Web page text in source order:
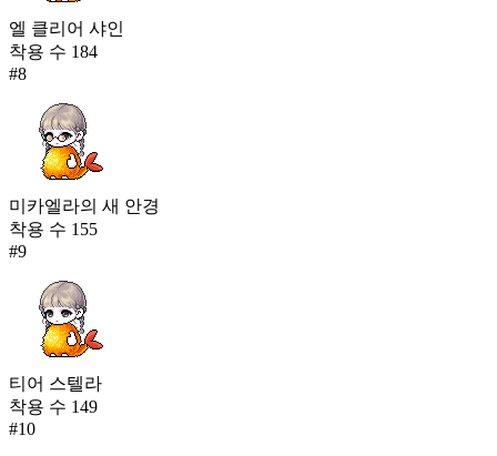
엘 클리어 샤인
착용 수 184
#8
미카엘라의 새 안경
착용 수 155
#9
티어 스텔라
착용 수 149
#10